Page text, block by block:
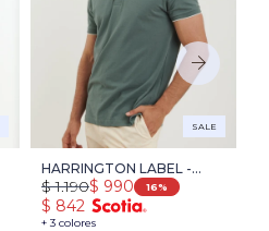
SALE
HARRINGTON LABEL -
VERDE
+ 3 colores
$ 990
$ 1.190 16
$ 842